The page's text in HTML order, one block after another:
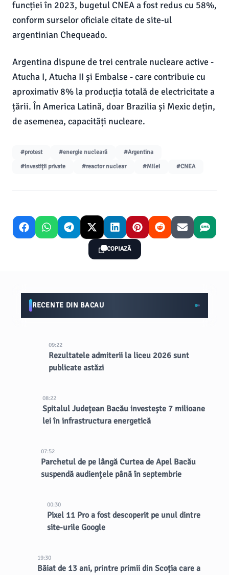
funcției în 2023, bugetul CNEA a fost redus cu 58%,
conform surselor oficiale citate de site-ul
argentinian Chequeado.
Argentina dispune de trei centrale nucleare active -
Atucha I, Atucha II și Embalse - care contribuie cu
aproximativ 8% la producția totală de electricitate a
țării. În America Latină, doar Brazilia și Mexic dețin,
de asemenea, capacități nucleare.
#protest #energie nucleară
#Argentina
#investiții private
#reactor nuclear #Milei #CNEA
COPIAZĂ
RECENTE DIN BACAU
09:22
Rezultatele admiterii la liceu 2026 sunt
publicate astăzi
08:22
Spitalul Județean Bacău investește 7 milioane
lei în infrastructura energetică
07:52
Parchetul de pe lângă Curtea de Apel Bacău
suspendă audiențele până în septembrie
00:30
Pixel 11 Pro a fost descoperit pe unul dintre
site-urile Google
19:30
Băiat de 13 ani, printre primii din Scoția care a